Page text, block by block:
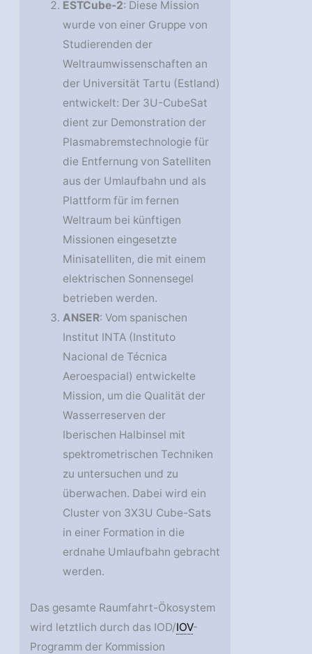
ESTCube-2: Diese Mission
wurde von einer Gruppe von
Studierenden der
Weltraumwissenschaften an
der Universität Tartu (Estland)
entwickelt: Der 3U-CubeSat
dient zur Demonstration der
Plasmabremstechnologie für
die Entfernung von Satelliten
aus der Umlaufbahn und als
Plattform für im fernen
Weltraum bei künftigen
Missionen eingesetzte
Minisatelliten, die mit einem
elektrischen Sonnensegel
betrieben werden.
ANSER: Vom spanischen
Institut INTA (Instituto
Nacional de Técnica
Aeroespacial) entwickelte
Mission, um die Qualität der
Wasserreserven der
Iberischen Halbinsel mit
spektrometrischen Techniken
zu untersuchen und zu
überwachen. Dabei wird ein
Cluster von 3X3U Cube-Sats
in einer Formation in die
erdnahe Umlaufbahn gebracht
werden.
Das gesamte Raumfahrt-Ökosystem
wird letztlich durch das IOD/IOV-
Programm der Kommission